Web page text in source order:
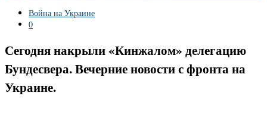
Война на Украине
0
Сегодня накрыли «Кинжалом» делегацию
Бундесвера. Вечерние новости с фронта на
Украине.